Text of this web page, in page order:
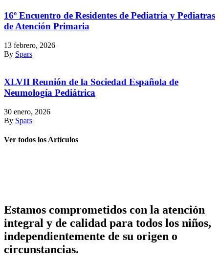
16º Encuentro de Residentes de Pediatría y Pediatras
de Atención Primaria
13 febrero, 2026
By Spars
XLVII Reunión de la Sociedad Española de
Neumología Pediátrica
30 enero, 2026
By Spars
Ver todos los Artículos
Estamos comprometidos con la atención
integral y de calidad para todos los niños,
independientemente de su origen o
circunstancias.